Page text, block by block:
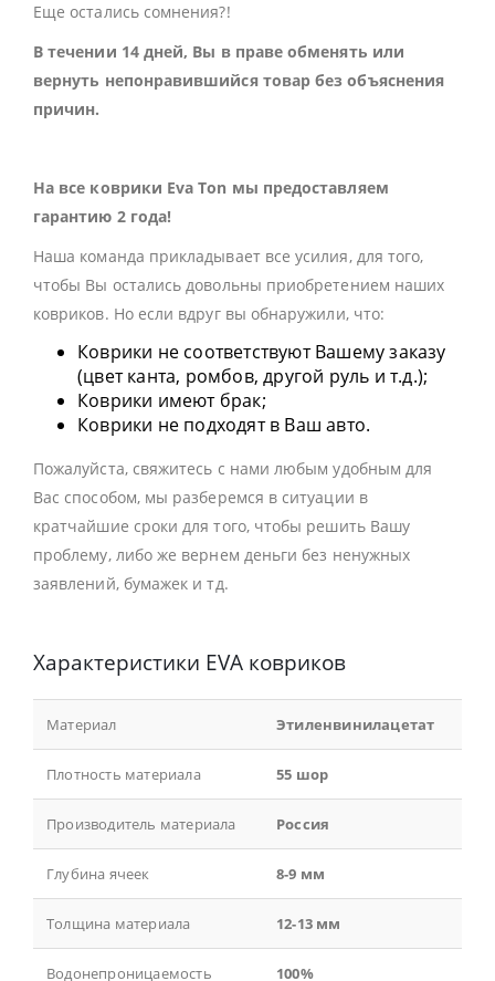
Еще остались сомнения?!
В течении 14 дней, Вы в праве обменять или
вернуть непонравившийся товар без объяснения
причин.
На все коврики Eva Ton мы предоставляем
гарантию 2 года!
Наша команда прикладывает все усилия, для того,
чтобы Вы остались довольны приобретением наших
ковриков. Но если вдруг вы обнаружили, что:
Коврики не соответствуют Вашему заказу
(цвет канта, ромбов, другой руль и т.д.);
Коврики имеют брак;
Коврики не подходят в Ваш авто.
Пожалуйста, свяжитесь с нами любым удобным для
Вас способом, мы разберемся в ситуации в
кратчайшие сроки для того, чтобы решить Вашу
проблему, либо же вернем деньги без ненужных
заявлений, бумажек и тд.
Характеристики EVA ковриков
Материал Этиленвинилацетат
Плотность материала 55 шор
Производитель материала Россия
Глубина ячеек 8-9 мм
Толщина материала 12-13 мм
Водонепроницаемость 100%